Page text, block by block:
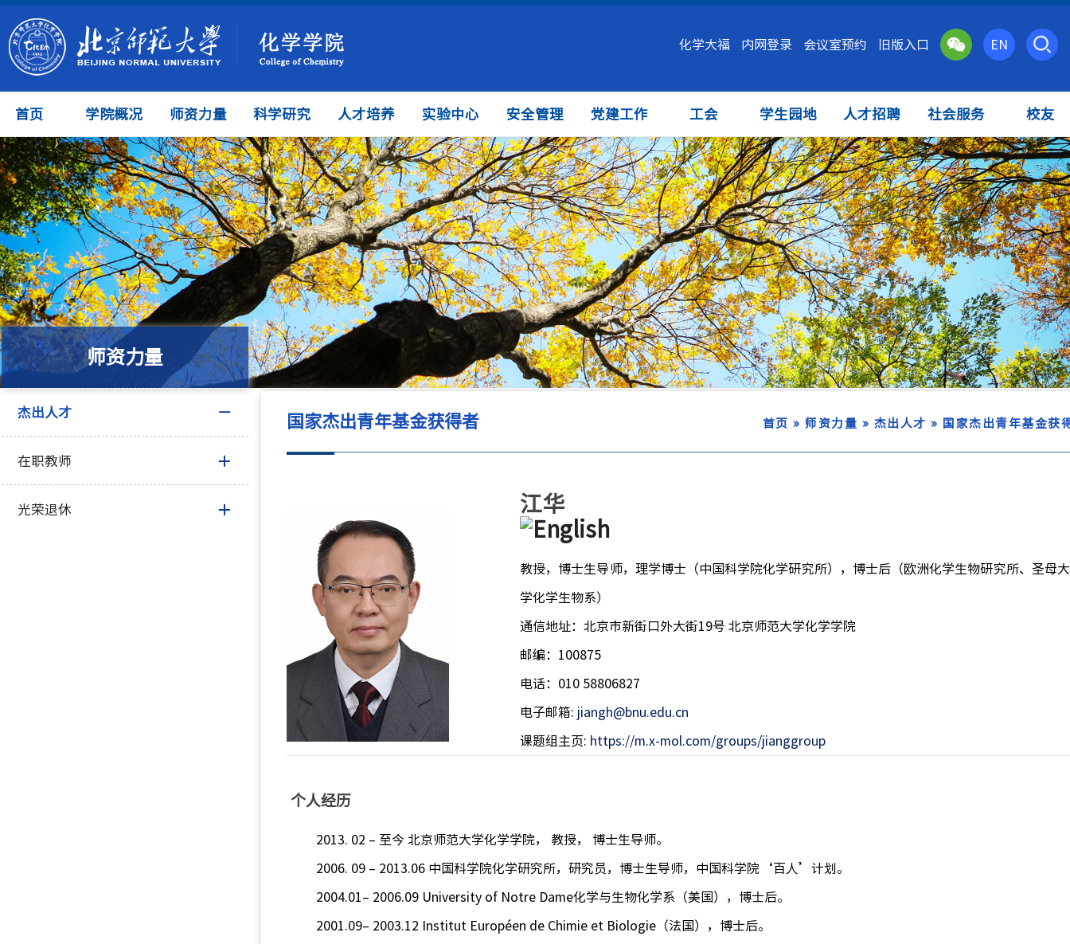
首页 学院概况 师资力量 科学研究 人才培养 实验中心 安全管理 党建工作 工会 学生园地 人才招聘 社会服务 校友
化学大福 内网登录 会议室预约 旧版入口 EN
师资力量
杰出人才
在职教师
光荣退休
国家杰出青年基金获得者 首页 » 师资力量 » 杰出人才 » 国家杰出青年基金获
江华
教授，博士生导师，理学博士（中国科学院化学研究所），博士后（欧洲化学生物研究所、圣母大
学化学生物系）
通信地址：北京市新街口外大街19号 北京师范大学化学学院
邮编：100875
电话：010 58806827
电子邮箱: jiangh@bnu.edu.cn
课题组主页: https://m.x-mol.com/groups/jianggroup
个人经历
2013. 02 – 至今 北京师范大学化学学院， 教授， 博士生导师。
2006. 09 – 2013.06 中国科学院化学研究所，研究员，博士生导师，中国科学院‘百人’计划。
2004.01– 2006.09 University of Notre Dame化学与生物化学系（美国），博士后。
2001.09– 2003.12 Institut Européen de Chimie et Biologie（法国），博士后。